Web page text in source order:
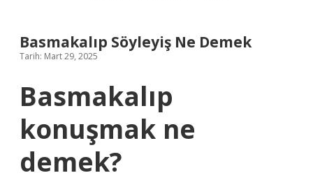
Basmakalıp Söyleyiş Ne Demek
Tarih: Mart 29, 2025
Basmakalıp
konuşmak ne
demek?